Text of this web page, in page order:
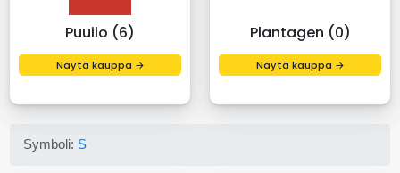
Puuilo (6)
Näytä kauppa →
Plantagen (0)
Näytä kauppa →
Symboli: S